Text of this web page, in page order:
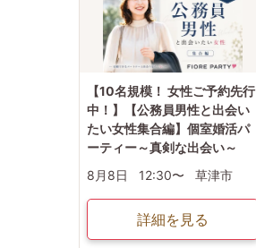
【10名規模！ 女性ご予約先行
中！】【公務員男性と出会い
たい女性集合編】個室婚活パ
ーティー～真剣な出会い～
8月8日
12:30〜 草津市
詳細を見る